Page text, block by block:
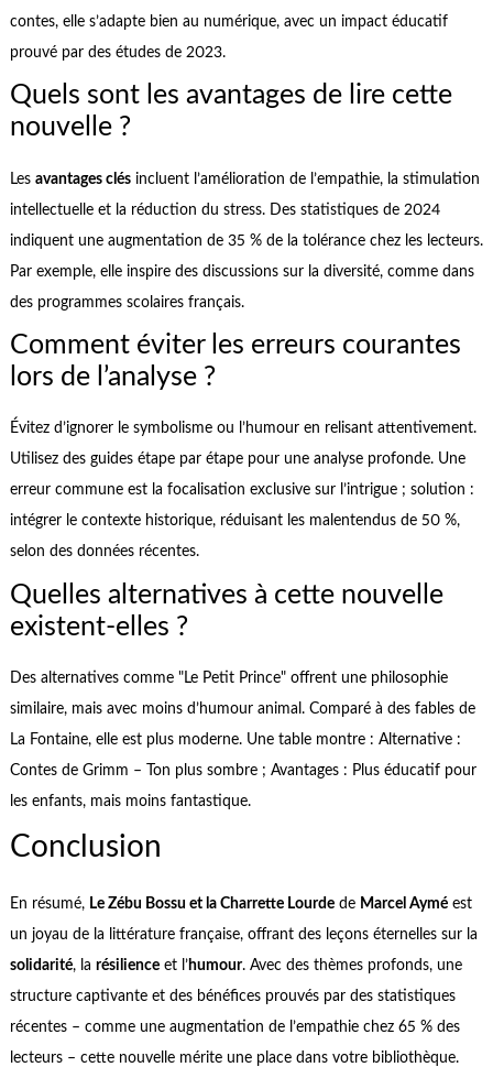
contes, elle s’adapte bien au numérique, avec un impact éducatif
prouvé par des études de 2023.
Quels sont les avantages de lire cette
nouvelle ?
Les avantages clésincluent l’amélioration de l’empathie, la stimulation
intellectuelle et la réduction du stress. Des statistiques de 2024
indiquent une augmentation de 35 % de la tolérance chez les lecteurs.
Par exemple, elle inspire des discussions sur la diversité, comme dans
des programmes scolaires français.
Comment éviter les erreurs courantes
lors de l’analyse ?
Évitez d’ignorer le symbolisme ou l’humour en relisant attentivement.
Utilisez des guides étape par étape pour une analyse profonde. Une
erreur commune est la focalisation exclusive sur l’intrigue ; solution :
intégrer le contexte historique, réduisant les malentendus de 50 %,
selon des données récentes.
Quelles alternatives à cette nouvelle
existent-elles ?
Des alternatives comme "Le Petit Prince" offrent une philosophie
similaire, mais avec moins d’humour animal. Comparé à des fables de
La Fontaine, elle est plus moderne. Une table montre : Alternative :
Contes de Grimm – Ton plus sombre ; Avantages : Plus éducatif pour
les enfants, mais moins fantastique.
Conclusion
En résumé, Le Zébu Bossu et la Charrette Lourdede Marcel Ayméest
un joyau de la littérature française, offrant des leçons éternelles sur la
solidarité, la résilienceet l’humour. Avec des thèmes profonds, une
structure captivante et des bénéfices prouvés par des statistiques
récentes – comme une augmentation de l’empathie chez 65 % des
lecteurs – cette nouvelle mérite une place dans votre bibliothèque.